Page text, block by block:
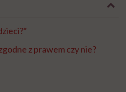
z prawem czy nie?